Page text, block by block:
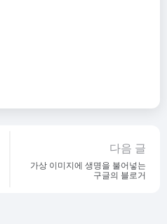
다음 글
가상 이미지에 생명을 불어넣는
구글의 블로거